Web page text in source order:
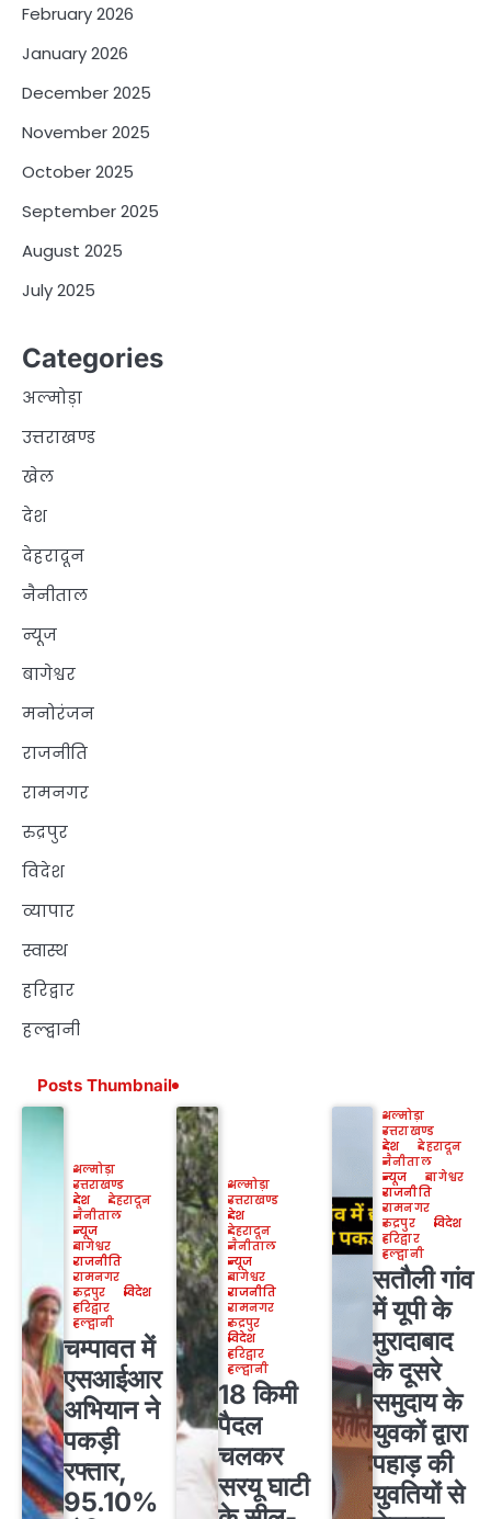
February 2026
January 2026
December 2025
November 2025
October 2025
September 2025
August 2025
July 2025
Categories
अल्मोड़ा
उत्तराखण्ड
खेल
देश
देहरादून
नैनीताल
न्यूज
बागेश्वर
मनोरंजन
राजनीति
रामनगर
रुद्रपुर
विदेश
व्यापार
स्वास्थ
हरिद्वार
हल्द्वानी
Posts Thumbnail
अल्मोड़ा
उत्तराखण्ड
देश
देहरादून
नैनीताल
न्यूज
बागेश्वर
राजनीति
रामनगर
रुद्रपुर
विदेश
हरिद्वार
हल्द्वानी
चम्पावत में
एसआईआर
अभियान ने
पकड़ी
रफ्तार,
95.10%
अल्मोड़ा
उत्तराखण्ड
देश
देहरादून
नैनीताल
न्यूज
बागेश्वर
राजनीति
रामनगर
रुद्रपुर
विदेश
हरिद्वार
हल्द्वानी
18 किमी
पैदल
चलकर
सरयू घाटी
अल्मोड़ा
उत्तराखण्ड
देश
देहरादून
नैनीताल
न्यूज
बागेश्वर
राजनीति
रामनगर
रुद्रपुर
विदेश
हरिद्वार
हल्द्वानी
सतौली गांव
में यूपी के
मुरादाबाद
के दूसरे
समुदाय के
युवकों द्वारा
पहाड़ की
युवतियों से